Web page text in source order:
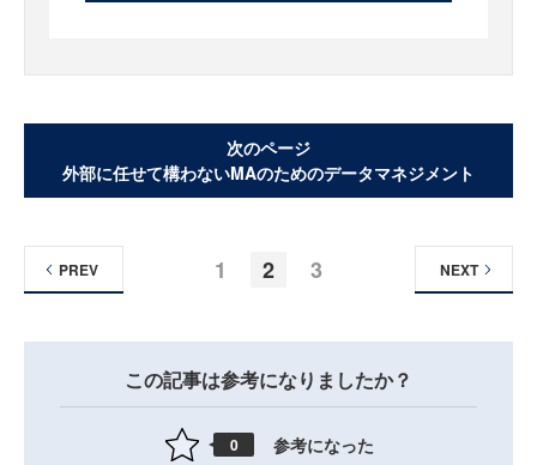
次のページ
外部に任せて構わないMAのためのデータマネジメント
1 2 3
PREV NEXT
この記事は参考になりましたか？
0 参考になった